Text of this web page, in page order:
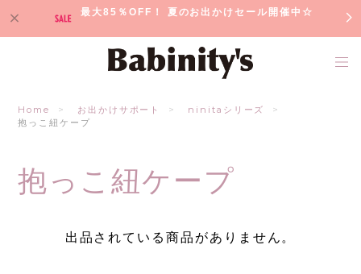
最大85％OFF！ 夏のお出かけセール開催中☆
Home お出かけサポート
ninitaシリーズ
抱っこ紐ケープ
抱っこ紐ケープ
出品されている商品がありません。